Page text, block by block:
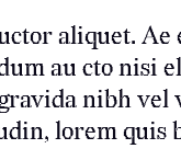
aliquet. Ae
au cto nisi
nibh vel
lorem quis